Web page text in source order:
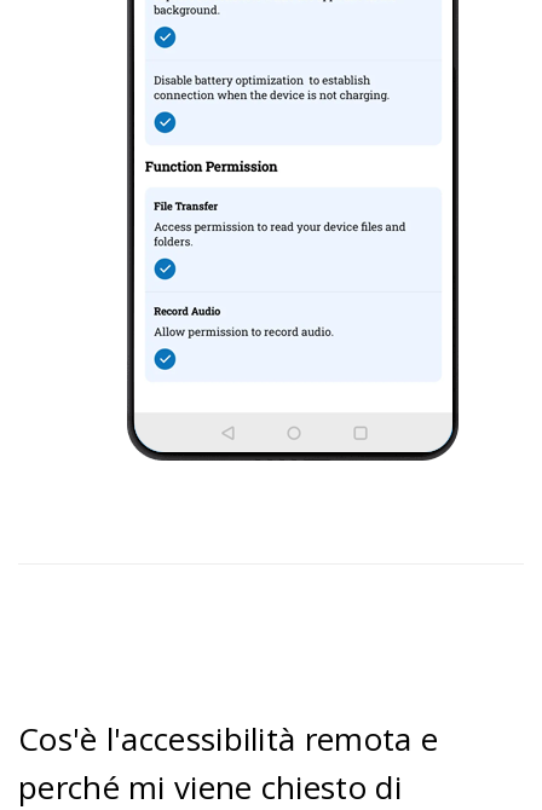
Cos'è l'accessibilità remota e
perché mi viene chiesto di